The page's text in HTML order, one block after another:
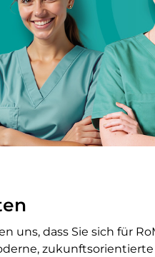
uns, dass Sie sich für